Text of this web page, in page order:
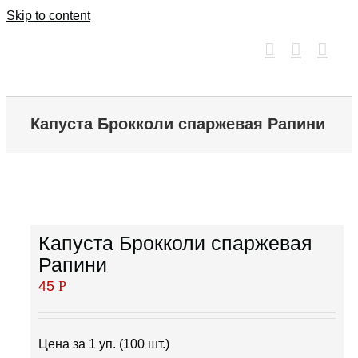
Skip to content
Капуста Брокколи спаржевая Рапини
Капуста Брокколи спаржевая
Рапини
45 Р
Цена за 1 уп. (100 шт.)